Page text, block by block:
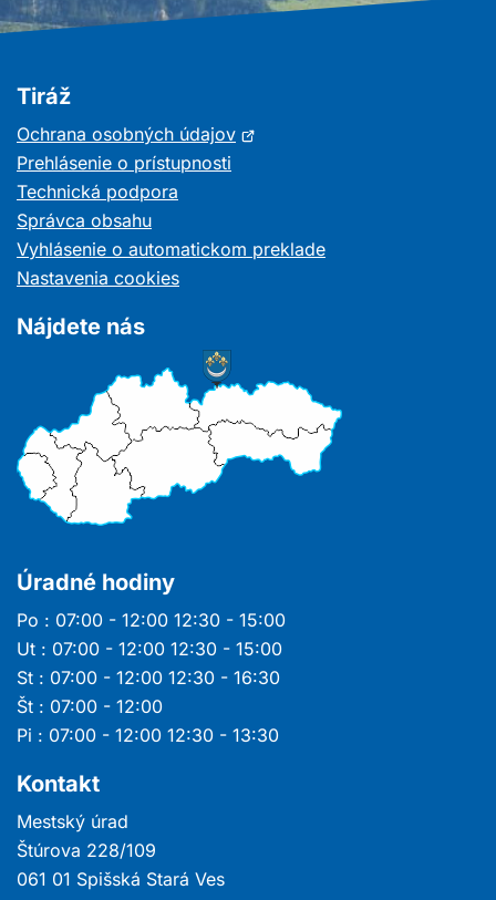
Tiráž
Ochrana osobných údajovOtvorí
okne
Prehlásenie o prístupnosti
Technická podpora
Správca obsahu
Vyhlásenie o automatickom preklade
Nastavenia cookies
Nájdete nás
Úradné hodiny
Po : 07:00 - 12:00 12:30 - 15:00
Ut : 07:00 - 12:00 12:30 - 15:00
St : 07:00 - 12:00 12:30 - 16:30
Št : 07:00 - 12:00
Pi : 07:00 - 12:00 12:30 - 13:30
Kontakt
Mestský úrad
Štúrova 228/109
061 01 Spišská Stará Ves